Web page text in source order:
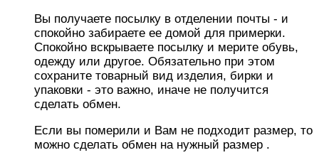
Вы получаете посылку в отделении почты - и
спокойно забираете ее домой для примерки.
Спокойно вскрываете посылку и мерите обувь,
одежду или другое. Обязательно при этом
сохраните товарный вид изделия, бирки и
упаковки - это важно, иначе не получится
сделать обмен.
Если вы померили и Вам не подходит размер, то
можно сделать обмен на нужный размер .